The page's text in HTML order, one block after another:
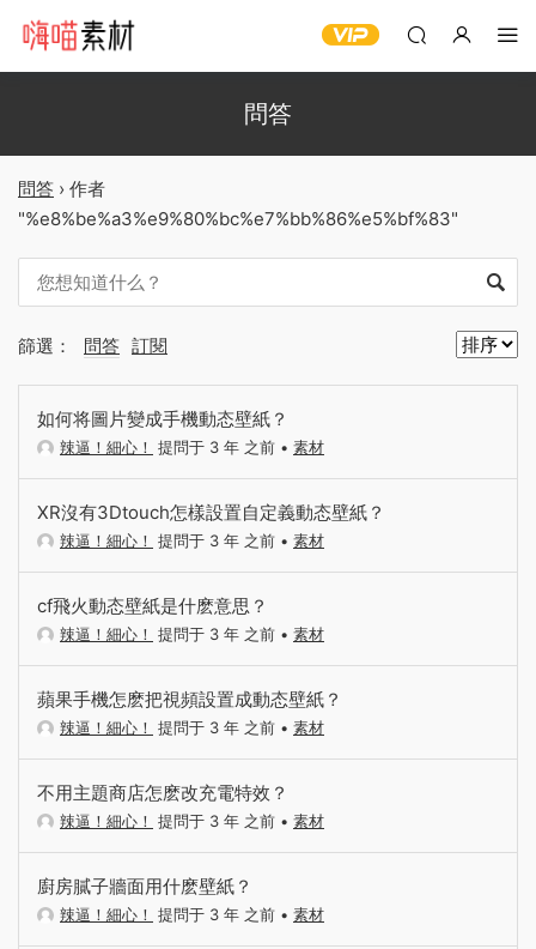
問答
問答 › 作者
"%e8%be%a3%e9%80%bc%e7%bb%86%e5%bf%83"
篩選： 問答 訂閱
如何将圖片變成手機動态壁紙？
辣逼！細心！ 提問于 3 年 之前 • 素材
XR沒有3Dtouch怎樣設置自定義動态壁紙？
辣逼！細心！ 提問于 3 年 之前 • 素材
cf飛火動态壁紙是什麽意思？
辣逼！細心！ 提問于 3 年 之前 • 素材
蘋果手機怎麽把視頻設置成動态壁紙？
辣逼！細心！ 提問于 3 年 之前 • 素材
不用主題商店怎麽改充電特效？
辣逼！細心！ 提問于 3 年 之前 • 素材
廚房膩子牆面用什麽壁紙？
辣逼！細心！ 提問于 3 年 之前 • 素材